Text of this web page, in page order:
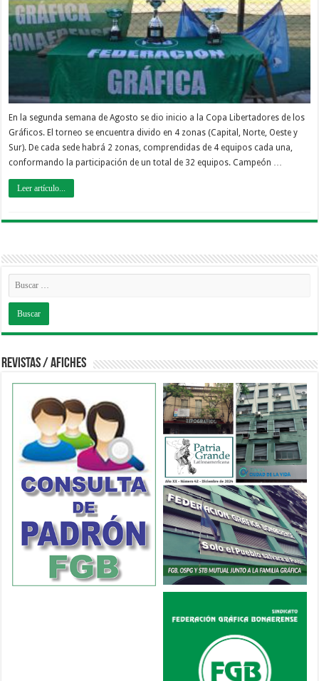
En la segunda semana de Agosto se dio inicio a la Copa Libertadores de los
Gráficos. El torneo se encuentra divido en 4 zonas (Capital, Norte, Oeste y
Sur). De cada sede habrá 2 zonas, comprendidas de 4 equipos cada una,
conformando la participación de un total de 32 equipos. Campeón …
Leer artículo...
Revistas / Afiches